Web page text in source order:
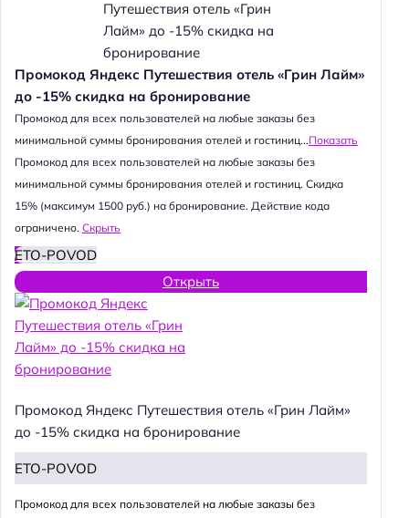
Промокод Яндекс Путешествия отель «Грин Лайм»
до -15% скидка на бронирование
Промокод для всех пользователей на любые заказы без
минимальной суммы бронирования отелей и гостиниц...Показать
Промокод для всех пользователей на любые заказы без
минимальной суммы бронирования отелей и гостиниц. Скидка
15% (максимум 1500 руб.) на бронирование. Действие кода
ограничено. Скрыть
ETO-POVOD
Открыть
Промокод Яндекс Путешествия отель «Грин Лайм»
до -15% скидка на бронирование
ETO-POVOD
Промокод для всех пользователей на любые заказы без